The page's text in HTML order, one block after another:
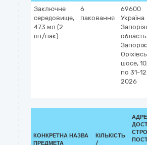
Заключне
середовище,
473 мл (2
шт/пак)
6
паковання
69600
Україна
область
шосе,
по 31-
2026
КОНКРЕТНА НАЗВА
ПРЕДМЕТА
КІЛЬКІСТЬ
/